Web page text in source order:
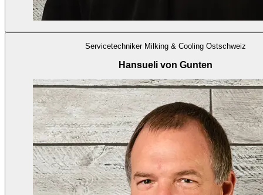
Servicetechniker Milking & Cooling Ostschweiz
Hansueli von Gunten